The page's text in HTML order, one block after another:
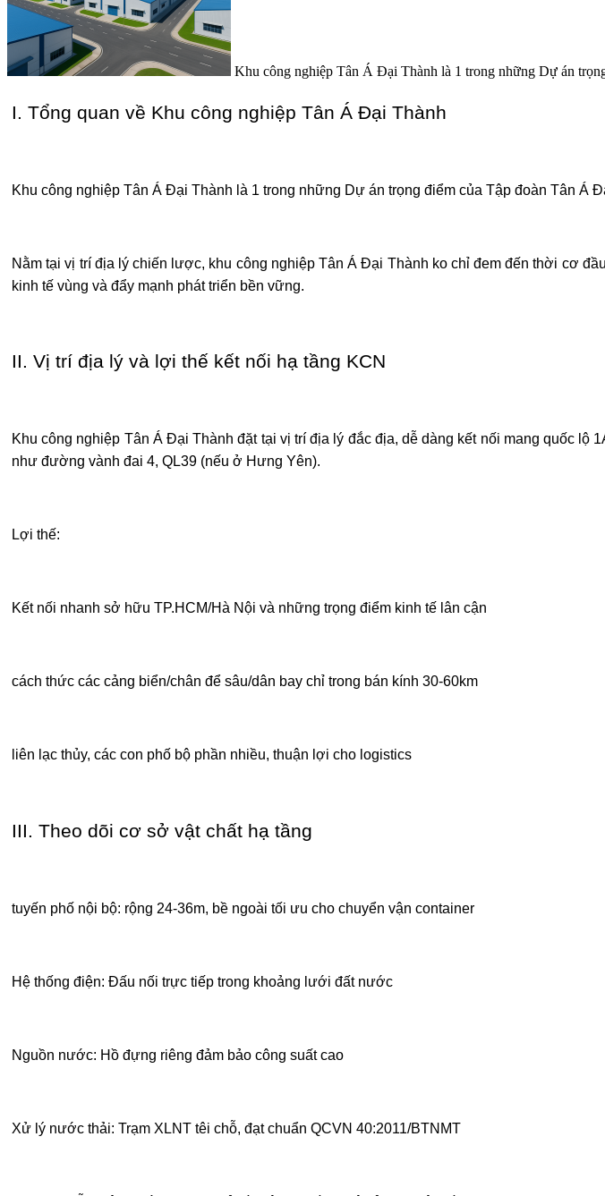
Khu công nghiệp Tân Á Đại Thành là 1 trong những Dự án
I. Tổng quan về Khu công nghiệp Tân Á Đại Thành
Khu công nghiệp Tân Á Đại Thành là 1 trong những Dự án trọng điểm của Tập đoàn Tân Á
Nằm tại vị trí địa lý chiến lược, khu công nghiệp Tân Á Đại Thành ko chỉ đem đến thời cơ
kinh tế vùng và đẩy mạnh phát triển bền vững.
II. Vị trí địa lý và lợi thế kết nối hạ tầng KCN
Khu công nghiệp Tân Á Đại Thành đặt tại vị trí địa lý đắc địa, dễ dàng kết nối mang quốc
như đường vành đai 4, QL39 (nếu ở Hưng Yên).
Lợi thế:
Kết nối nhanh sở hữu TP.HCM/Hà Nội và những trọng điểm kinh tế lân cận
cách thức các cảng biển/chân để sâu/dân bay chỉ trong bán kính 30-60km
liên lạc thủy, các con phố bộ phần nhiều, thuận lợi cho logistics
III. Theo dõi cơ sở vật chất hạ tầng
tuyến phố nội bộ: rộng 24-36m, bề ngoài tối ưu cho chuyển vận container
Hệ thống điện: Đấu nối trực tiếp trong khoảng lưới đất nước
Nguồn nước: Hồ đựng riêng đảm bảo công suất cao
Xử lý nước thải: Trạm XLNT têi chỗ, đạt chuẩn QCVN 40:2011/BTNMT